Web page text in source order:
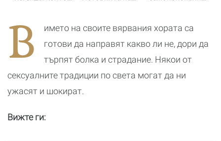
бокса
покори света
възползват от
мен сексуално
В
името на своите вярвания хората са
готови да направят какво ли не, дори да
търпят болка и страдание. Някои от
сексуалните традиции по света могат да ни
ужасят и шокират.
Вижте ги: